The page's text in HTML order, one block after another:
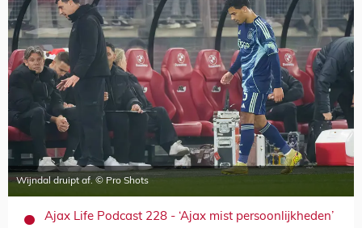
Wijndal druipt af. © Pro Shots
Ajax Life Podcast 228 - ‘Ajax mist persoonlijkheden’